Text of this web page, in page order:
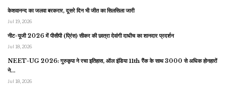
केशवानन्द का जलवा बरकरार, दूसरे दिन भी जीत का सिलसिला जारी
Jul 19, 2026
नीट-यूजी 2026 में पीसीपी (प्रिंस) सीकर की छात्रा देवांगी दाधीच का शानदार प्रदर्शन
Jul 18, 2026
NEET-UG 2026: गुरुकृपा ने रचा इतिहास, ऑल इंडिया 11th रैंक के साथ 3000 से अधिक होनहारों
ने…
Jul 18, 2026